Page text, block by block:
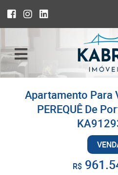
Apartamento Para
PEREQUÊ De
R$